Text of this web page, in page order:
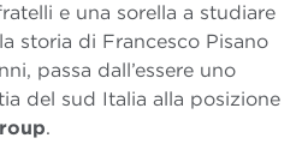
e una sorella a studiare
storia di Francesco Pisano
passa dall’essere uno
del sud Italia alla posizione
.